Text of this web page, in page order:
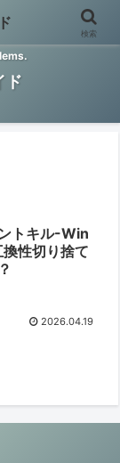
。 This site helps
ド
トキル-Win
性切り捨て
2026.04.19
検索